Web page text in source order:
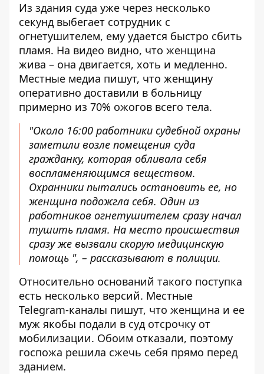
Из здания суда уже через несколько
секунд выбегает сотрудник с
огнетушителем, ему удается быстро сбить
пламя. На видео видно, что женщина
жива – она двигается, хоть и медленно.
Местные медиа пишут, что женщину
оперативно доставили в больницу
примерно из 70% ожогов всего тела.
"Около 16:00 работники судебной охраны
заметили возле помещения суда
гражданку, которая обливала себя
воспламеняющимся веществом.
Охранники пытались остановить ее, но
женщина подожгла себя. Один из
работников огнетушителем сразу начал
тушить пламя. На место происшествия
сразу же вызвали скорую медицинскую
помощь ", – рассказывают в полиции.
Относительно оснований такого поступка
есть несколько версий. Местные
Telegram-каналы пишут, что женщина и ее
муж якобы подали в суд отсрочку от
мобилизации. Обоим отказали, поэтому
госпожа решила сжечь себя прямо перед
зданием.